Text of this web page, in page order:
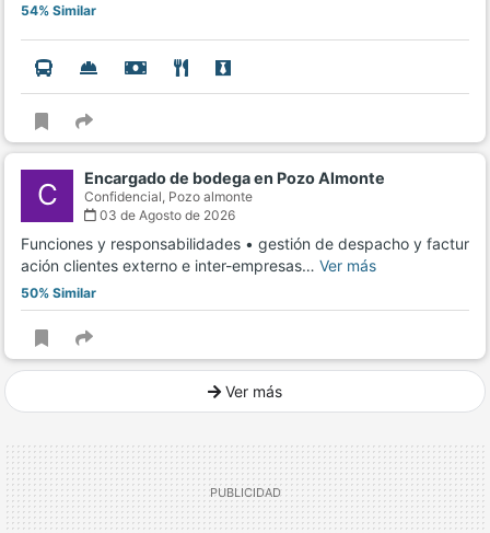
54% Similar
C Encargado de bodega en Pozo Almonte
Confidencial, Pozo almonte
03 de Agosto de 2026
Funciones y responsabilidades • gestión de despacho y factur
ación clientes externo e inter-empresas… Ver más
50% Similar
Ver más